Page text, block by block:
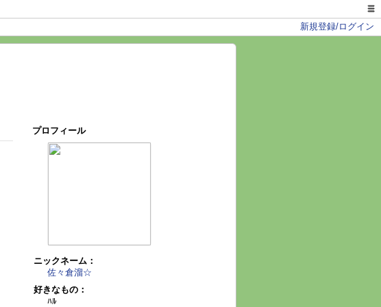
新規登録/ログイン
プロフィール
ニックネーム：
佐々倉溜☆
好きなもの：
ﾊﾙ